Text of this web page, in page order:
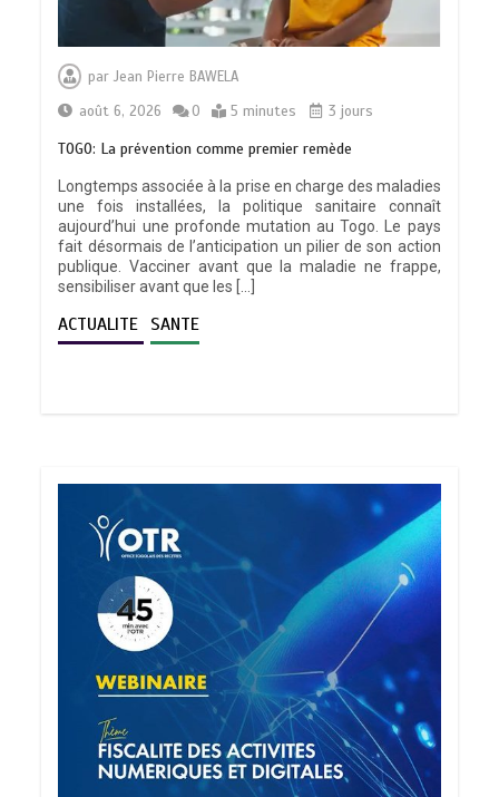
parJean Pierre BAWELA
août 6, 2026
0 5 minutes 3 jours
TOGO: La prévention comme premier remède
Longtemps associée à la prise en charge des maladies
une fois installées, la politique sanitaire connaît
aujourd’hui une profonde mutation au Togo. Le pays
fait désormais de l’anticipation un pilier de son action
publique. Vacciner avant que la maladie ne frappe,
sensibiliser avant que les […]
ACTUALITE SANTE
TRANSFORMATION SOCIALE :
L’importance pour le Togo d’avoir une
Feuille de route
0 5 minutes